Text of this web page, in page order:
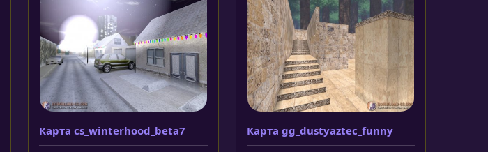
Карта cs_winterhood_beta7 Карта gg_dustyaztec_funny